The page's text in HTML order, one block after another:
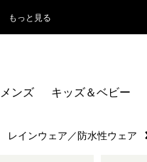
もっと見る
ンズ キッズ＆ベビー
レインウェア／防水性ウェア